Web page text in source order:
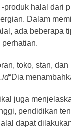
produk halal dari
Dalam
ada beberapa
perhatian.
toko, stan, dan
“Dia
juga
pendidikan
dapat